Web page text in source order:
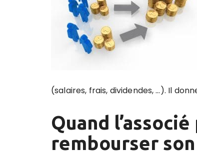
(salaires, frais, dividendes, …). Il
Quand
rembourser